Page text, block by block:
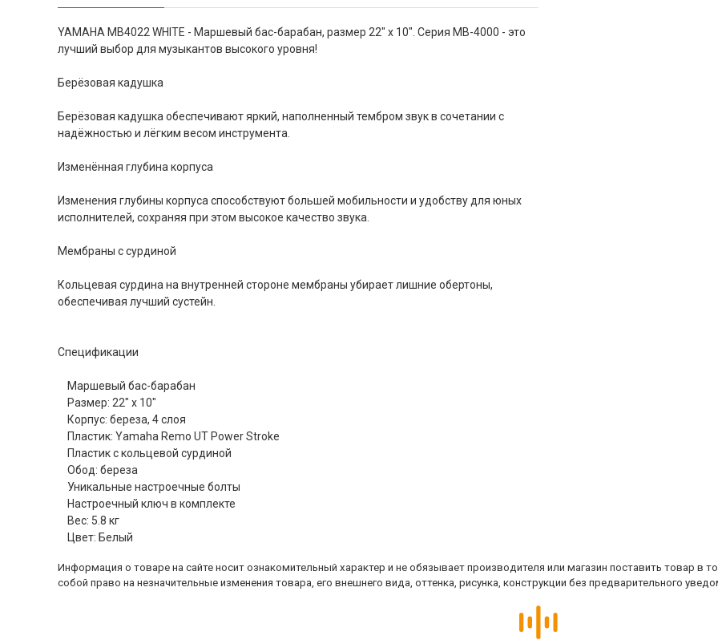
YAMAHA MB4022 WHITE - Маршевый бас-барабан, размер 22" x 10". Серия MB-4000 - это
лучший выбор для музыкантов высокого уровня!
Берёзовая кадушка
Берёзовая кадушка обеспечивают яркий, наполненный тембром звук в сочетании с
надёжностью и лёгким весом инструмента.
Изменённая глубина корпуса
Изменения глубины корпуса способствуют большей мобильности и удобству для юных
исполнителей, сохраняя при этом высокое качество звука.
Мембраны с сурдиной
Кольцевая сурдина на внутренней стороне мембраны убирает лишние обертоны,
обеспечивая лучший сустейн.
Спецификации
Маршевый бас-барабан
Размер: 22" x 10"
Корпус: береза, 4 слоя
Пластик: Yamaha Remo UT Power Stroke
Пластик с кольцевой сурдиной
Обод: береза
Уникальные настроечные болты
Настроечный ключ в комплекте
Вес: 5.8 кг
Цвет: Белый
Информация о товаре на сайте носит ознакомительный характер и не обязывает производителя или магазин поставить товар в
собой право на незначительные изменения товара, его внешнего вида, оттенка, рисунка, конструкции без предварительного